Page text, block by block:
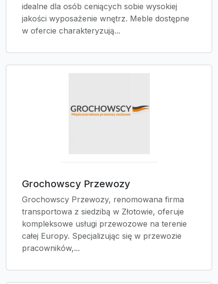
idealne dla osób ceniących sobie wysokiej
jakości wyposażenie wnętrz. Meble dostępne
w ofercie charakteryzują...
Grochowscy Przewozy
Grochowscy Przewozy, renomowana firma
transportowa z siedzibą w Złotowie, oferuje
kompleksowe usługi przewozowe na terenie
całej Europy. Specjalizując się w przewozie
pracowników,...